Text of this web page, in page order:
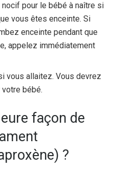
pour le bébé à naître si
vous êtes enceinte. Si
enceinte pendant que
appelez immédiatement
vous allaitez. Vous devrez
bébé.
façon de
?